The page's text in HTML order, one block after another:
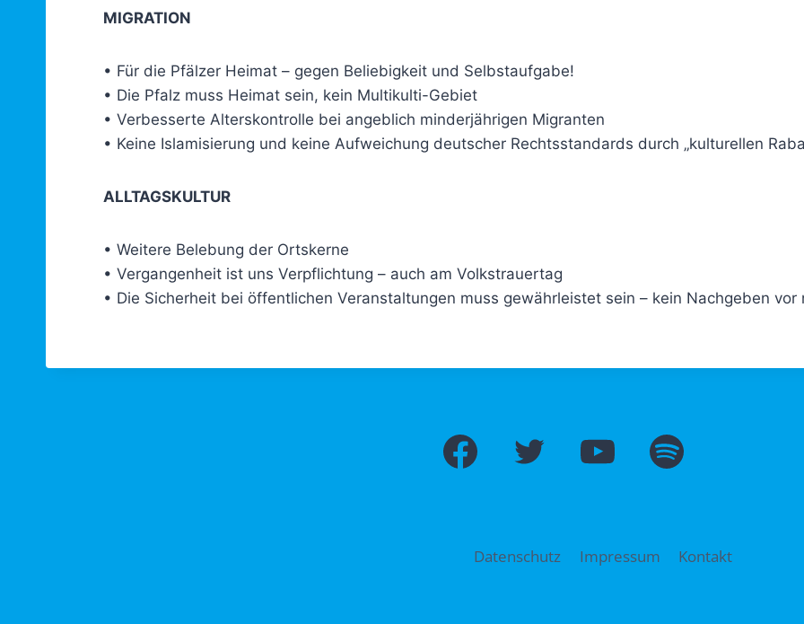
MIGRATION
• Für die Pfälzer Heimat – gegen Beliebigkeit und Selbstaufgabe!
• Die Pfalz muss Heimat sein, kein Multikulti-Gebiet
• Verbesserte Alterskontrolle bei angeblich minderjährigen Migranten
• Keine Islamisierung und keine Aufweichung deutscher Rechtsstandards durch „kulturellen
ALLTAGSKULTUR
• Weitere Belebung der Ortskerne
• Vergangenheit ist uns Verpflichtung – auch am Volkstrauertag
• Die Sicherheit bei öffentlichen Veranstaltungen muss gewährleistet sein – kein Nachgeben vor
Datenschutz Impressum Kontakt